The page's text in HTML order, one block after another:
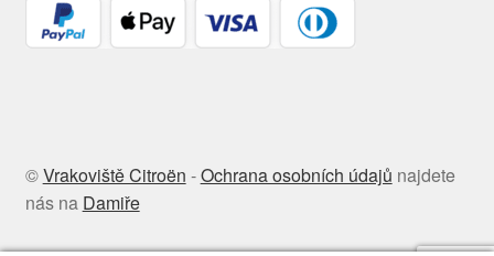
©Vrakoviště Citroën -Ochrana osobních údajů najdete
nás na Damiře